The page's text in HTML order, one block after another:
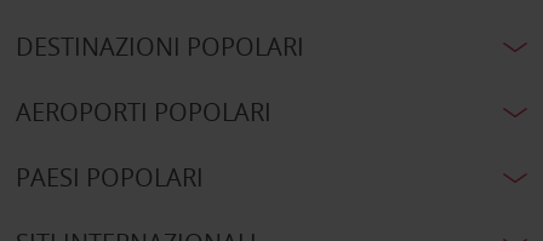
DESTINAZIONI POPOLARI
AEROPORTI POPOLARI
PAESI POPOLARI